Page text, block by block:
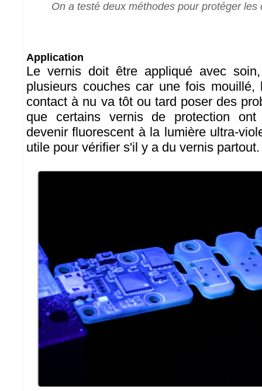
On a testé deux méthodes pour protéger les
Application
Le vernis doit être appliqué avec
plusieurs couches car une fois mouillé,
contact à nu va tôt ou tard poser des
que certains vernis de protection
devenir fluorescent à la lumière ultra-
utile pour vérifier s'il y a du vernis partout.